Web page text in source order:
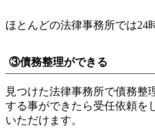
ほとんどの法律事務所では24
③債務整理ができる
見つけた法律事務所で債務整
する事ができたら受任依頼を
いただけます。